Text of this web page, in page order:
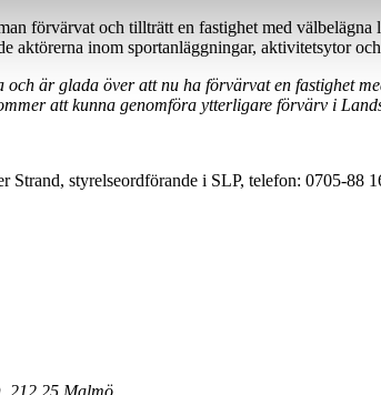
förvärvat och tillträtt en fastighet med
aktörerna inom sportanläggningar, aktivitetsytor
och är glada över att nu ha förvärvat en fastighet
att kunna genomföra ytterligare förvärv i
styrelseordförande i SLP, telefon: 0705-88
212 25 Malmö